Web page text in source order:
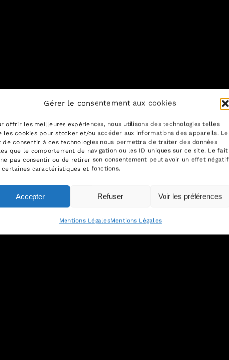
Gérer le consentement aux cookies
offrir les meilleures expériences, nous utilisons des technologies telles
les cookies pour stocker et/ou accéder aux informations des appareils. Le
de consentir à ces technologies nous permettra de traiter des données
que le comportement de navigation ou les ID uniques sur ce site. Le fait
pas consentir ou de retirer son consentement peut avoir un effet négatif
certaines caractéristiques et fonctions.
Accepter Refuser Voir les préférences
Mentions LégalesMentions Légales